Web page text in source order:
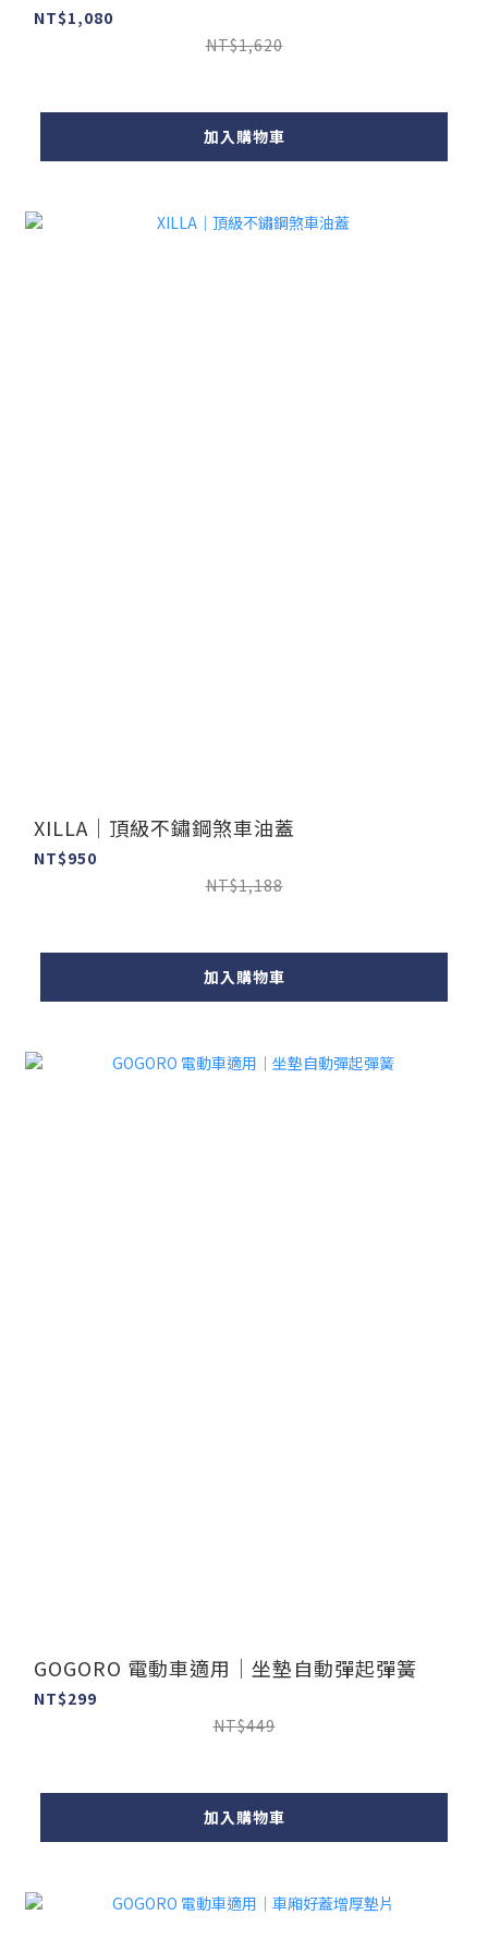
NT$1,080
NT$1,620
加入購物車
XILLA｜頂級不鏽鋼煞車油蓋
NT$950
NT$1,188
加入購物車
GOGORO 電動車適用｜坐墊自動彈起彈簧
NT$299
NT$449
加入購物車